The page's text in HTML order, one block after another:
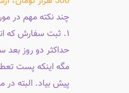
چند نکته مهم در
۱. ثبت سفارش که
حداکثر دو روز
مگه اینکه پست
پیش بیاد. البته در